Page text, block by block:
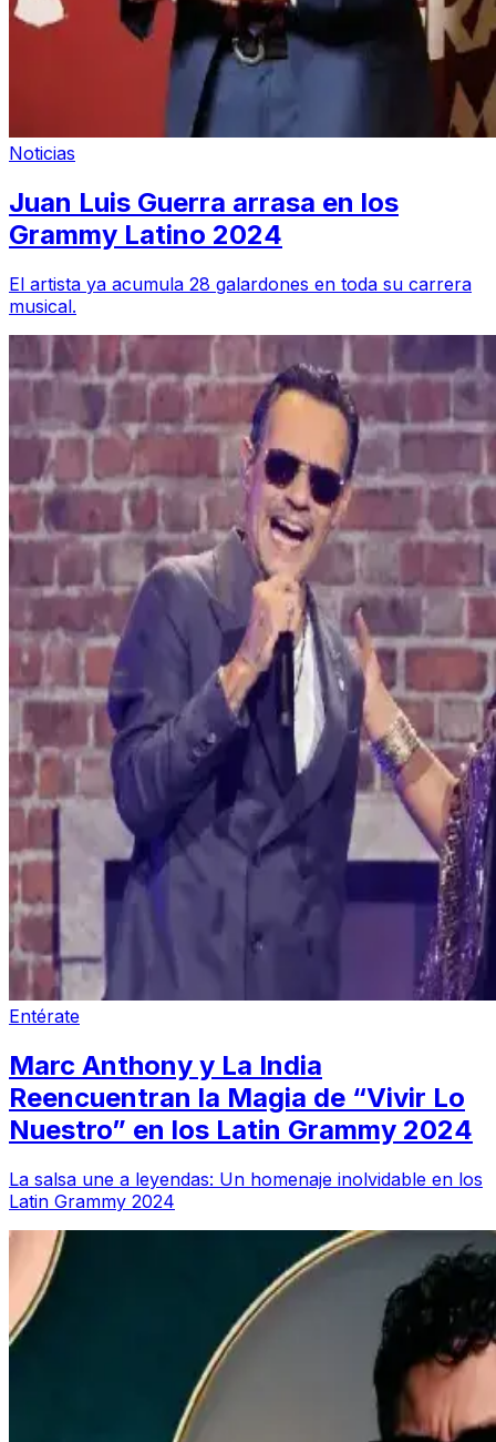
Noticias
Juan Luis Guerra arrasa en los
Grammy Latino 2024
El artista ya acumula 28 galardones en toda su carrera
musical.
Entérate
Marc Anthony y La India
Reencuentran la Magia de “Vivir Lo
Nuestro” en los Latin Grammy 2024
La salsa une a leyendas: Un homenaje inolvidable en los
Latin Grammy 2024